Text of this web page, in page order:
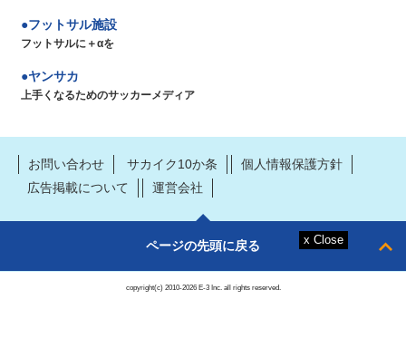
フットサル施設
フットサルに＋αを
ヤンサカ
上手くなるためのサッカーメディア
お問い合わせ サカイク10か条
個人情報保護方針
広告掲載について
運営会社
ページの先頭に戻る
copyright(c) 2010-2026 E-3 Inc. all rights reserved.